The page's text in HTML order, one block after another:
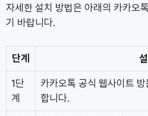
자세한 설치 방법은 아래의 카카오
기 바랍니다.
단계
1단
계
카카오톡 공식 웹사이트
합니다.